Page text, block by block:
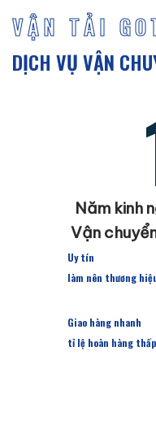
VẬN TẢI
DỊCH VỤ VẬN
Năm kinh
Vận
Uy tín
làm nên thương
Giao hàng nhanh
tỉ lệ hoàn hàng thấp